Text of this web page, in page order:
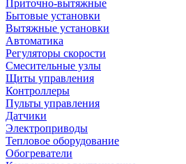
Приточно-вытяжные
Бытовые установки
Вытяжные установки
Автоматика
Регуляторы скорости
Смесительные узлы
Щиты управления
Контроллеры
Пульты управления
Датчики
Электроприводы
Тепловое оборудование
Обогреватели